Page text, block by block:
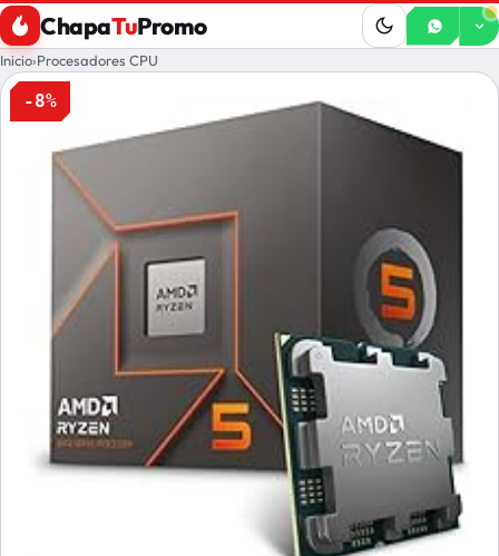
ChapaTuPromo
Inicio›Procesadores CPU
-8%